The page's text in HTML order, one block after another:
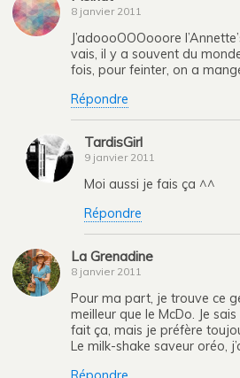
8 janvier 2011
J’adoooOOOooore
vais, il y a souvent du
fois, pour feinter, on a
Répondre
TardisGirl
9 janvier 2011
Moi aussi je fais ça ^^
Répondre
La Grenadine
8 janvier 2011
Pour ma part, je trouve ce
meilleur que le McDo. Je
fait ça, mais je préfère
Le milk-shake saveur oréo,